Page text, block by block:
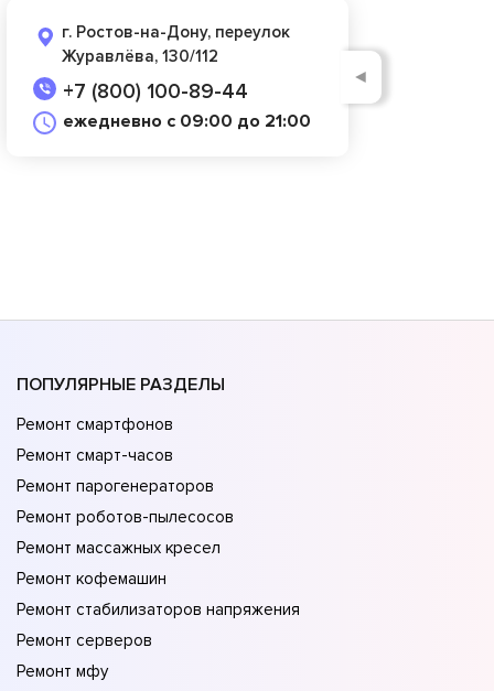
г. Ростов-на-Дону, переулок
Журавлёва, 130/112
+7 (800) 100-89-44
ежедневно с 09:00 до 21:00
◄
ПОПУЛЯРНЫЕ РАЗДЕЛЫ
Ремонт смартфонов
Ремонт смарт-часов
Ремонт парогенераторов
Ремонт роботов-пылесосов
Ремонт массажных кресел
Ремонт кофемашин
Ремонт стабилизаторов напряжения
Ремонт серверов
Ремонт мфу